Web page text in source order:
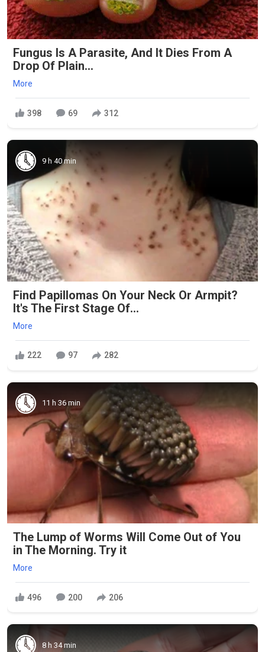
Fungus Is A Parasite, And It Dies From A
Drop Of Plain...
More
398 69 312
9 h 40 min
Find Papillomas On Your Neck Or Armpit?
It's The First Stage Of...
More
222 97 282
11 h 36 min
The Lump of Worms Will Come Out of You
in The Morning. Try it
More
496 200 206
8 h 34 min